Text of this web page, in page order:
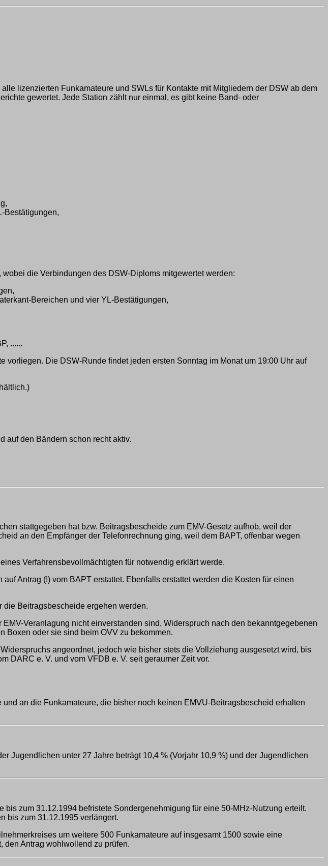
lizenzierten Funkamateure und SWLs für Kontakte mit Mitgliedern der DSW ab dem
gewertet. Jede Station zählt nur einmal, es gibt keine Band- oder
Bestätigungen,
die Verbindungen des DSW-Diploms mitgewertet werden:
Bereichen und vier YL-Bestätigungen,
......
Die DSW-Runde findet jeden ersten Sonntag im Monat um 19:00 Uhr auf
auf den Bändern schon recht aktiv.
stattgegeben hat bzw. Beitragsbescheide zum EMV-Gesetz aufhob, weil der
an den Empfänger der Telefonrechnung ging, weil dem BAPT, offenbar wegen
Verfahrensbevollmächtigten für notwendig erklärt werde.
Antrag (!) vom BAPT erstattet. Ebenfalls erstattet werden die Kosten für einen
die Beitragsbescheide ergehen werden.
Veranlagung nicht einverstanden sind, Widerspruch nach den bekanntgegebenen
Boxen oder sie sind beim OVV zu bekommen.
angeordnet, jedoch wie bisher stets die Vollziehung ausgesetzt wird, bis
DARC e. V. und vom VFDB e. V. seit geraumer Zeit vor.
an die Funkamateure, die bisher noch keinen EMVU-Beitragsbescheid erhalten
Jugendlichen unter 27 Jahre beträgt 10,4 % (Vorjahr 10,9 %) und der Jugendlichen
zum 31.12.1994 befristete Sondergenehmigung für eine 50-MHz-Nutzung erteilt.
bis zum 31.12.1995 verlängert.
um weitere 500 Funkamateure auf insgesamt 1500 sowie eine
den Antrag wohlwollend zu prüfen.